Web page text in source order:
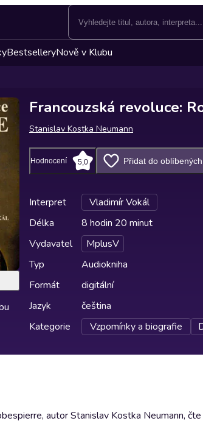
BestselleryNově v Klubu
Francouzská revoluce:
Stanislav Kostka Neumann
Hodnocení 5,0 Přidat do oblíbených
Interpret
Vladimír Vokál
Délka
8 hodin 20 minut
Vydavatel
MplusV
Typ
Audiokniha
Formát
digitální
Jazyk
čeština
Kategorie
Vzpomínky a biografie
autor Stanislav Kostka Neumann,